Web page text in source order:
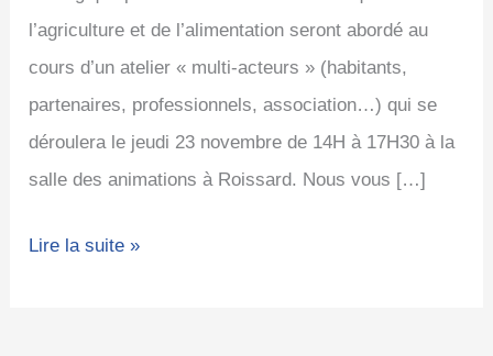
l’agriculture et de l’alimentation seront abordé au
cours d’un atelier « multi-acteurs » (habitants,
partenaires, professionnels, association…) qui se
déroulera le jeudi 23 novembre de 14H à 17H30 à la
salle des animations à Roissard. Nous vous […]
Lire la suite »